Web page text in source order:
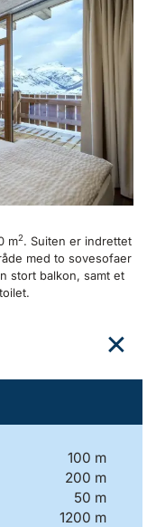
m2. Suiten er indrettet
med to sovesofaer
stort balkon, samt et
100 m
200 m
50 m
1200 m